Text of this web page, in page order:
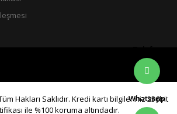
Hakları Saklıdır. Kredi kartı bilgileriniz 256bit
ile %100 koruma altındadır.
Whatsapp